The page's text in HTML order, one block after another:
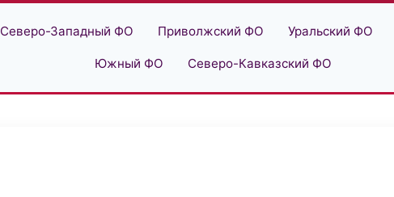
Северо-Западный ФО Приволжский ФО Уральский ФО
Южный ФО Северо-Кавказский ФО